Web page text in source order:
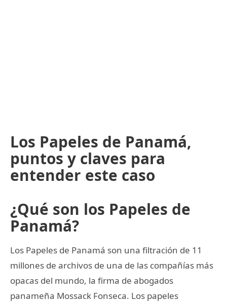
Los Papeles de Panamá,
puntos y claves para
entender este caso
¿Qué son los Papeles de
Panamá?
Los Papeles de Panamá son una filtración de 11
millones de archivos de una de las compañías más
opacas del mundo, la firma de abogados
panameña Mossack Fonseca. Los papeles